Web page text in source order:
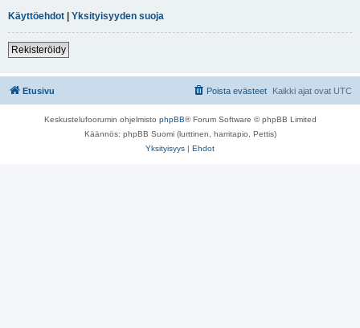
Käyttöehdot | Yksityisyyden suoja
Rekisteröidy
Etusivu Kaikki ajat ovat UTC
Poista evästeet
Keskustelufoorumin ohjelmisto phpBB® Forum Software © phpBB Limited
Käännös: phpBB Suomi (lurttinen, harritapio, Pettis)
Yksityisyys | Ehdot